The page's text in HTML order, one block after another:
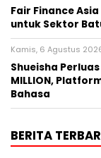
Fair Finance
untuk Sektor
Kamis, 6 Agustus
Shueisha
MILLION,
Bahasa
BERITA